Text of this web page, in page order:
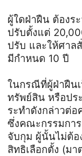
ผู้ใดฝ่าฝืน ต้องร
ปรับตั้งแต่
ปรับ และให้ศาล
มีกำหนด 10 ปี
ในกรณีที่ผู้ฝ่าฝืน
ทรัพย์สิน หรือปร
ระทำดังกล่าวต่อ
ซึ่งคณะกรรมกา
จับกุม ผู้นั้นไม่ต้อ
สิทธิเลือกตั้ง (มา